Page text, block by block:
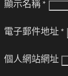
顯示名稱 *
電子郵件地址 *
個人網站網址